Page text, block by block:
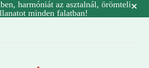
harmóniát az asztalnál, örömteli
minden falatban!